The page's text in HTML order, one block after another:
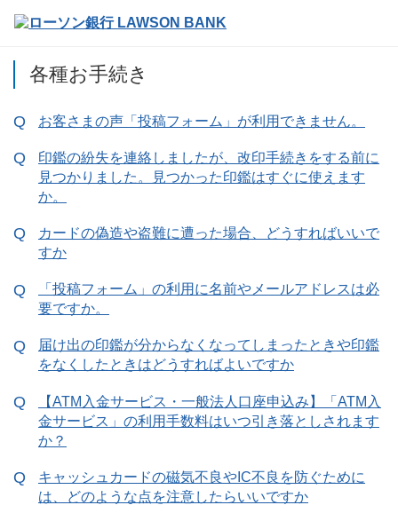
各種お手続き
お客さまの声「投稿フォーム」が利用できません。
印鑑の紛失を連絡しましたが、改印手続きをする前に
見つかりました。見つかった印鑑はすぐに使えます
か。
カードの偽造や盗難に遭った場合、どうすればいいで
すか
「投稿フォーム」の利用に名前やメールアドレスは必
要ですか。
届け出の印鑑が分からなくなってしまったときや印鑑
をなくしたときはどうすればよいですか
【ATM入金サービス・一般法人口座申込み】「ATM入
金サービス」の利用手数料はいつ引き落としされます
か？
キャッシュカードの磁気不良やIC不良を防ぐために
は、どのような点を注意したらいいですか